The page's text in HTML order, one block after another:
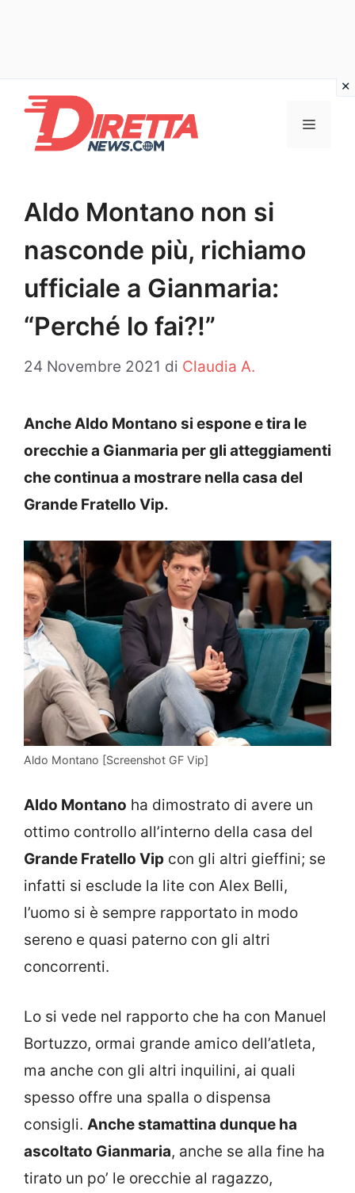
contenuto
Menu
Aldo Montano non si
nasconde più, richiamo
ufficiale a Gianmaria:
“Perché lo fai?!”
24 Novembre 2021 di Claudia A.
Anche Aldo Montano si espone e tira le
orecchie a Gianmaria per gli atteggiamenti
che continua a mostrare nella casa del
Grande Fratello Vip.
Aldo Montano [Screenshot GF Vip]
Aldo Montano ha dimostrato di avere un
ottimo controllo all’interno della casa del
Grande Fratello Vip con gli altri gieffini; se
infatti si esclude la lite con Alex Belli,
l’uomo si è sempre rapportato in modo
sereno e quasi paterno con gli altri
concorrenti.
Lo si vede nel rapporto che ha con Manuel
Bortuzzo, ormai grande amico dell’atleta,
ma anche con gli altri inquilini, ai quali
spesso offre una spalla o dispensa
consigli. Anche stamattina dunque ha
ascoltato Gianmaria, anche se alla fine ha
tirato un po’ le orecchie al ragazzo,